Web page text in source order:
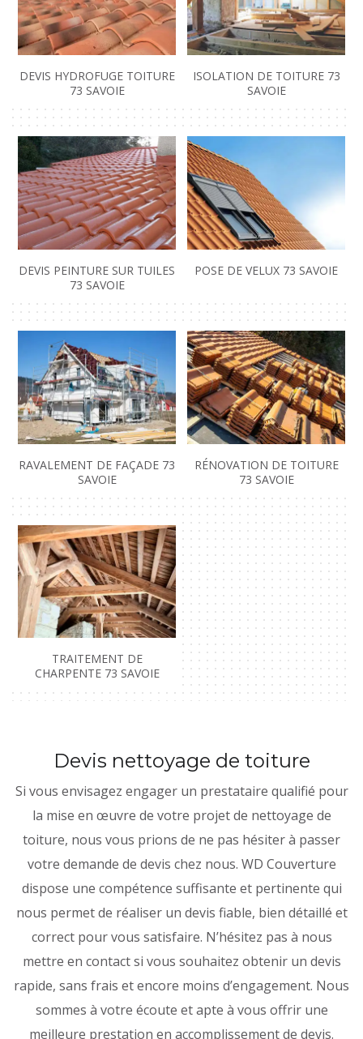
DEVIS HYDROFUGE TOITURE
73 SAVOIE
ISOLATION DE TOITURE 73
SAVOIE
DEVIS PEINTURE SUR TUILES
73 SAVOIE
POSE DE VELUX 73 SAVOIE
RAVALEMENT DE FAÇADE 73
SAVOIE
RÉNOVATION DE TOITURE
73 SAVOIE
TRAITEMENT DE
CHARPENTE 73 SAVOIE
Devis nettoyage de toiture
Si vous envisagez engager un prestataire qualifié pour
la mise en œuvre de votre projet de nettoyage de
toiture, nous vous prions de ne pas hésiter à passer
votre demande de devis chez nous. WD Couverture
dispose une compétence suffisante et pertinente qui
nous permet de réaliser un devis fiable, bien détaillé et
correct pour vous satisfaire. N’hésitez pas à nous
mettre en contact si vous souhaitez obtenir un devis
rapide, sans frais et encore moins d’engagement. Nous
sommes à votre écoute et apte à vous offrir une
meilleure prestation en accomplissement de devis.